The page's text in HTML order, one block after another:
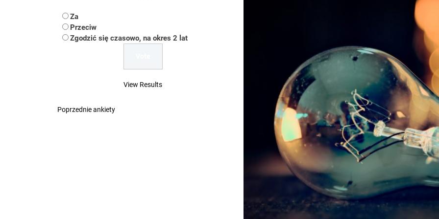
Ilu mieszkańców ma Rybnik?
Dość komentowania kolejnych afer w ochronie zdrowia — czas zacząć mówić o
Za
Przeciw
Zgodzić się czasowo, na okres 2 lat
View Results
Poprzednie ankiety